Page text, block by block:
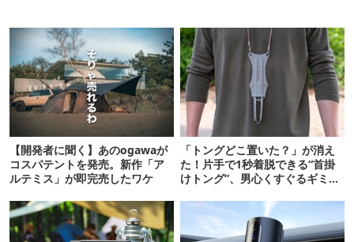
【開発者に聞く】あのogawaが
コスパテントを発売。新作「ア
ルテミス」が即完売したワケ
「トングどこ置いた？」が消え
た！片手で1秒着脱できる“首掛
けトング”、男心くすぐるギミッ